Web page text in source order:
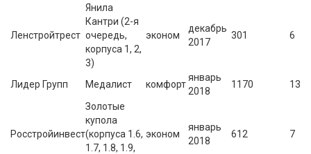
Ленстройтрест
Янила
Кантри (2-я
очередь,
корпуса 1, 2,
3)
эконом
декабрь
2017
301 6
Лидер Групп Медалист комфорт
январь
2018
1170 13
Росстройинвест
Золотые
купола
(корпуса 1.6,
1.7, 1.8, 1.9,
эконом
январь
2018
612 7